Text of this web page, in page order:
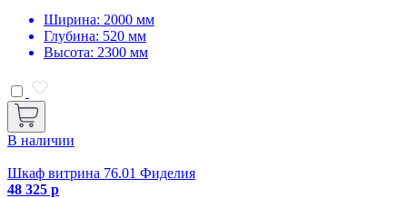
Ширина: 2000 мм
Глубина: 520 мм
Высота: 2300 мм
В наличии
Шкаф витрина 76.01 Фиделия
48 325 р